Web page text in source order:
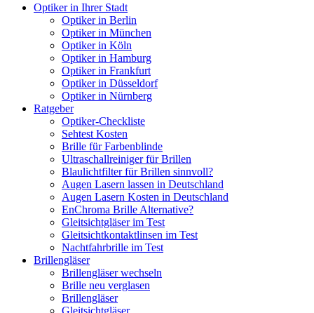
Optiker in Ihrer Stadt
Optiker in Berlin
Optiker in München
Optiker in Köln
Optiker in Hamburg
Optiker in Frankfurt
Optiker in Düsseldorf
Optiker in Nürnberg
Ratgeber
Optiker-Checkliste
Sehtest Kosten
Brille für Farbenblinde
Ultraschallreiniger für Brillen
Blaulichtfilter für Brillen sinnvoll?
Augen Lasern lassen in Deutschland
Augen Lasern Kosten in Deutschland
EnChroma Brille Alternative?
Gleitsichtgläser im Test
Gleitsichtkontaktlinsen im Test
Nachtfahrbrille im Test
Brillengläser
Brillengläser wechseln
Brille neu verglasen
Brillengläser
Gleitsichtgläser